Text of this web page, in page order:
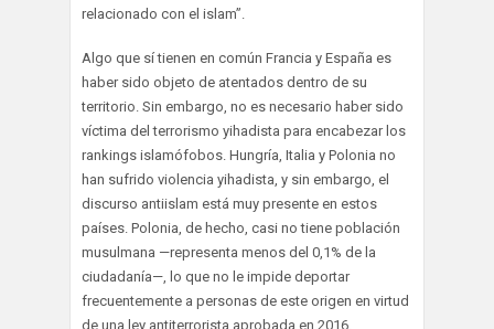
relacionado con el islam”.
Algo que sí tienen en común Francia y España es
haber sido objeto de atentados dentro de su
territorio. Sin embargo, no es necesario haber sido
víctima del terrorismo yihadista para encabezar los
rankings islamófobos. Hungría, Italia y Polonia no
han sufrido violencia yihadista, y sin embargo, el
discurso antiislam está muy presente en estos
países. Polonia, de hecho, casi no tiene población
musulmana —representa menos del 0,1% de la
ciudadanía—, lo que no le impide deportar
frecuentemente a personas de este origen en virtud
de una ley antiterrorista aprobada en 2016.